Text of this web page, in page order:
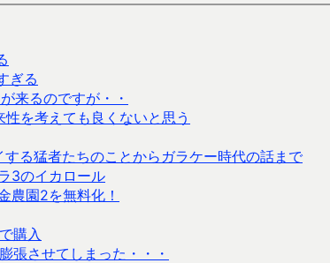
ぎる
来るのですが・・
を考えても良くないと思う
る猛者たちのことからガラケー時代の話まで
3のイカロール
農園2を無料化！
購入
張させてしまった・・・